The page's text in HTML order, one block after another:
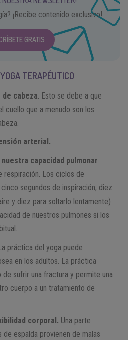
¡Recibe contenido exclusivo!
GRATIS
TERAPÉUTICO
cabeza. Esto se debe a que
cuello que a menudo son los
arterial.
capacidad pulmonar
respiración. Los ciclos de
segundos de inspiración, diez
y diez para soltarlo lentamente)
de nuestros pulmones si los
práctica del yoga puede
en los adultos. La práctica
de sufrir una fractura y permite una
cuerpo a un tratamiento de
corporal. Una parte
espalda provienen de malas